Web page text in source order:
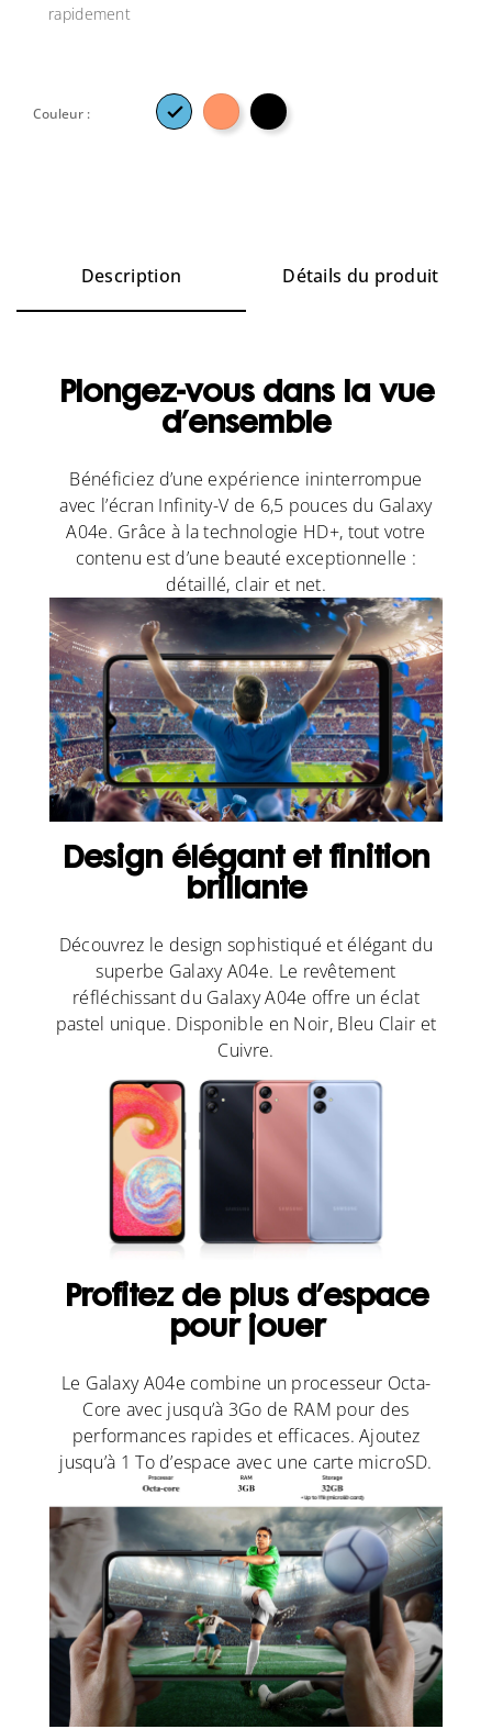
rapidement
Couleur : 
Description Détails du produit
Plongez-vous dans la vue
d’ensemble
Bénéficiez d’une expérience ininterrompue
avec l’écran Infinity-V de 6,5 pouces du Galaxy
A04e. Grâce à la technologie HD+, tout votre
contenu est d’une beauté exceptionnelle :
détaillé, clair et net.
Design élégant et finition
brillante
Découvrez le design sophistiqué et élégant du
superbe Galaxy A04e. Le revêtement
réfléchissant du Galaxy A04e offre un éclat
pastel unique. Disponible en Noir, Bleu Clair et
Cuivre.
Profitez de plus d’espace
pour jouer
Le Galaxy A04e combine un processeur Octa-
Core avec jusqu’à 3Go de RAM pour des
performances rapides et efficaces. Ajoutez
jusqu’à 1 To d’espace avec une carte microSD.